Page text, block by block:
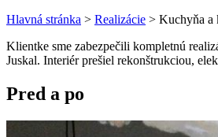
Hlavná stránka > Realizácie > Kuchyňa a
Klientke sme zabezpečili kompletnú
Juskal. Interiér prešiel rekonštrukciou,
Pred a po